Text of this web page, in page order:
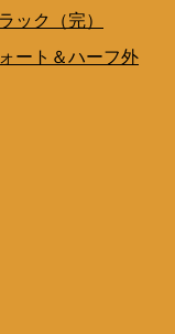
ック（完）
ート＆ハーフ外